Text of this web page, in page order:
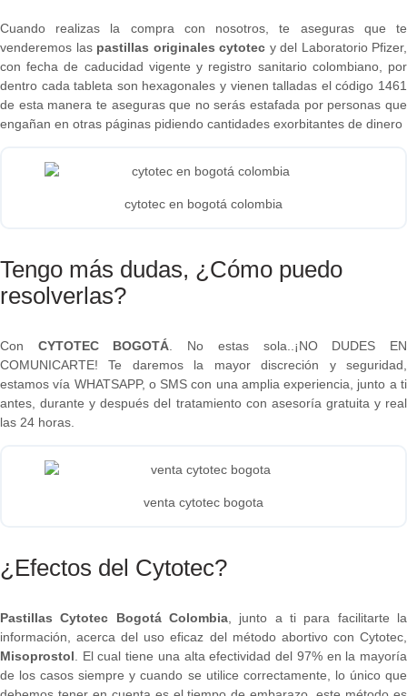
Cuando realizas la compra con nosotros, te aseguras que te
venderemos las pastillas originales cytotec y del Laboratorio Pfizer,
con fecha de caducidad vigente y registro sanitario colombiano, por
dentro cada tableta son hexagonales y vienen talladas el código 1461
de esta manera te aseguras que no serás estafada por personas que
engañan en otras páginas pidiendo cantidades exorbitantes de dinero
cytotec en bogotá colombia
Tengo más dudas, ¿Cómo puedo
resolverlas?
Con CYTOTEC BOGOTÁ . No estas sola..¡NO DUDES EN
COMUNICARTE! Te daremos la mayor discreción y seguridad,
estamos vía WHATSAPP, o SMS con una amplia experiencia, junto a ti
antes, durante y después del tratamiento con asesoría gratuita y real
las 24 horas.
venta cytotec bogota
¿Efectos del Cytotec?
Pastillas Cytotec Bogotá Colombia , junto a ti para facilitarte la
información, acerca del uso eficaz del método abortivo con Cytotec,
Misoprostol . El cual tiene una alta efectividad del 97% en la mayoría
de los casos siempre y cuando se utilice correctamente, lo único que